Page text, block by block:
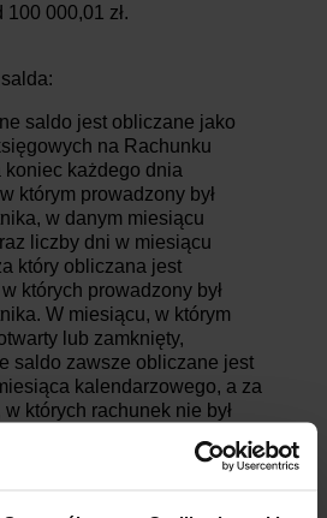
100 000,01 zł.
saldo jest obliczane jako
na Rachunku
koniec każdego dnia
którym prowadzony był
w danym miesiącu
liczby dni w miesiącu
który obliczana jest
których prowadzony był
W miesiącu, w którym
lub zamknięty,
saldo zawsze obliczane jest
kalendarzowego, a za
których rachunek nie był
na bieżących rachunkach